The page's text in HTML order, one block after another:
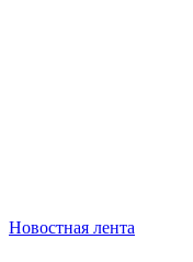
Новостная лента